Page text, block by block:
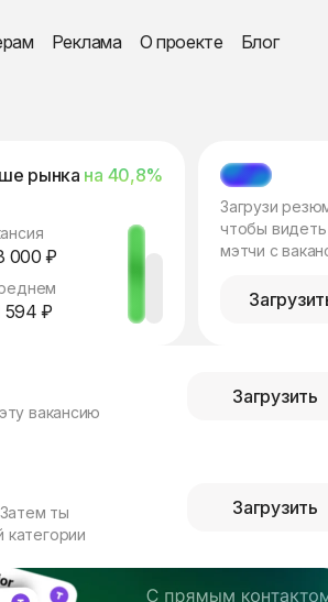
Реклама О проекте Блог
рынка на 40,8%
000 ₽
594 ₽
МЭТЧ
Загрузи
чтобы видеть
мэтчи с
вакансию
Загрузить
ты
Загрузить